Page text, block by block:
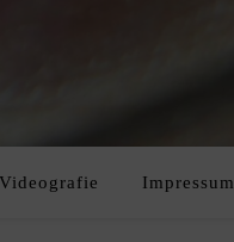
Videografie Impressum